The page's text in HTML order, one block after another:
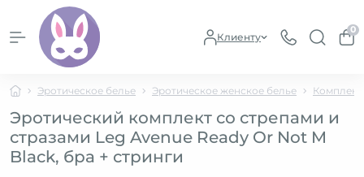
Клиенту
0
Эротическое белье Эротическое женское белье
Эротический комплект со стрепами и
стразами Leg Avenue Ready Or Not M
Black, бра + стринги